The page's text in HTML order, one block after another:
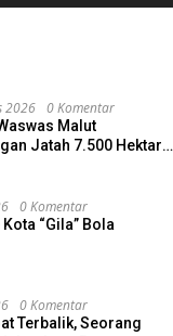
2026 0 Komentar
Malut
Jatah 7.500 Hektare
0 Komentar
“Gila” Bola
0 Komentar
Terbalik, Seorang